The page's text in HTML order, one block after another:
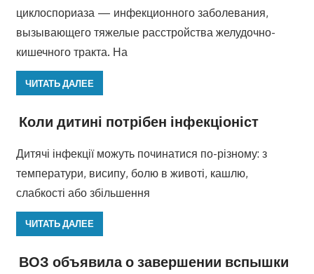
циклоспориаза — инфекционного заболевания,
вызывающего тяжелые расстройства желудочно-
кишечного тракта. На
ЧИТАТЬ ДАЛЕЕ
Коли дитині потрібен інфекціоніст
Дитячі інфекції можуть починатися по-різному: з
температури, висипу, болю в животі, кашлю,
слабкості або збільшення
ЧИТАТЬ ДАЛЕЕ
ВОЗ объявила о завершении вспышки